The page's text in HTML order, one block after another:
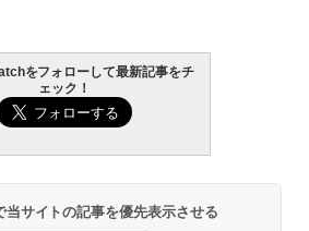
をフォローして最新記事をチ
ェック！
サイトの記事を優先表示させる